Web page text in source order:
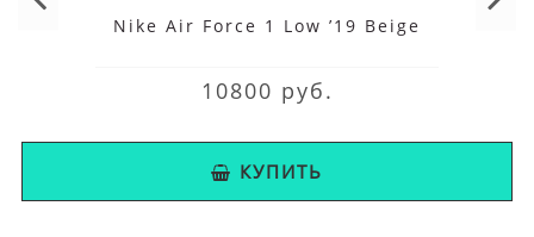
Nike Air Force 1 Low ’19 Beige
10800 руб.
КУПИТЬ